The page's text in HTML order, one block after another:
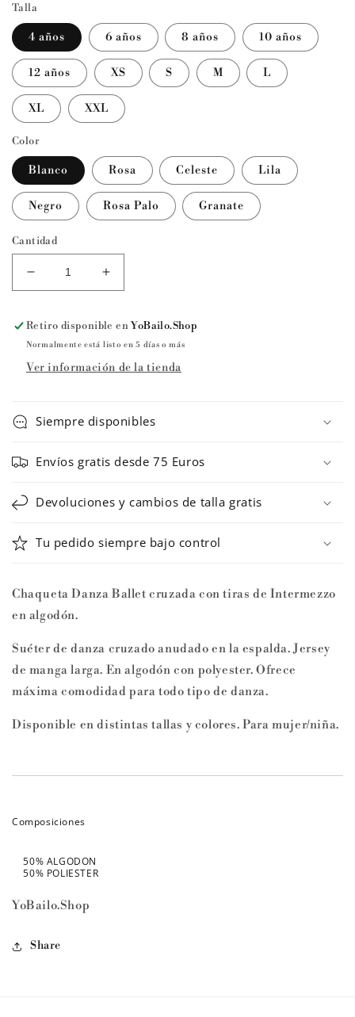
Talla
4 años 6 años 8 años 10 años
12 años XS S M L
XL XXL
Color
Blanco Rosa Celeste Lila
Negro Rosa Palo Granate
Cantidad
Reducir
cantidad
Chaqueta
de
ballet
de
Aumentar
cantidad
Chaqueta
de
ballet
de
Retiro disponible enYoBailo.Shop
Normalmente está listo en 5 días o más
Ver información de la tienda
Siempre disponibles
Envíos gratis desde 75 Euros
Devoluciones y cambios de talla gratis
Tu pedido siempre bajo control
Chaqueta Danza Ballet cruzada con tiras de Intermezzo
en algodón.
Suéter de danza cruzado anudado en la espalda. Jersey
de manga larga. En algodón con polyester. Ofrece
máxima comodidad para todo tipo de danza.
Disponible en distintas tallas y colores. Para mujer/niña.
Composiciones
50% ALGODON
50% POLIESTER
YoBailo.Shop
Share